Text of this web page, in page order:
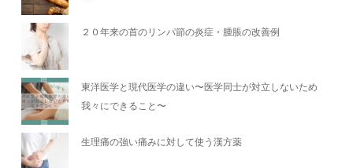
２０年来の首のリンパ節の炎症・腫脹の改善例
東洋医学と現代医学の違い〜医学同士が対立しないため
我々にできること〜
生理痛の強い痛みに対して使う漢方薬